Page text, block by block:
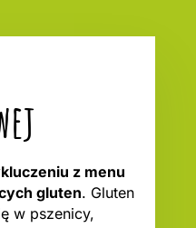
z menu
gluten. Gluten
w pszenicy,